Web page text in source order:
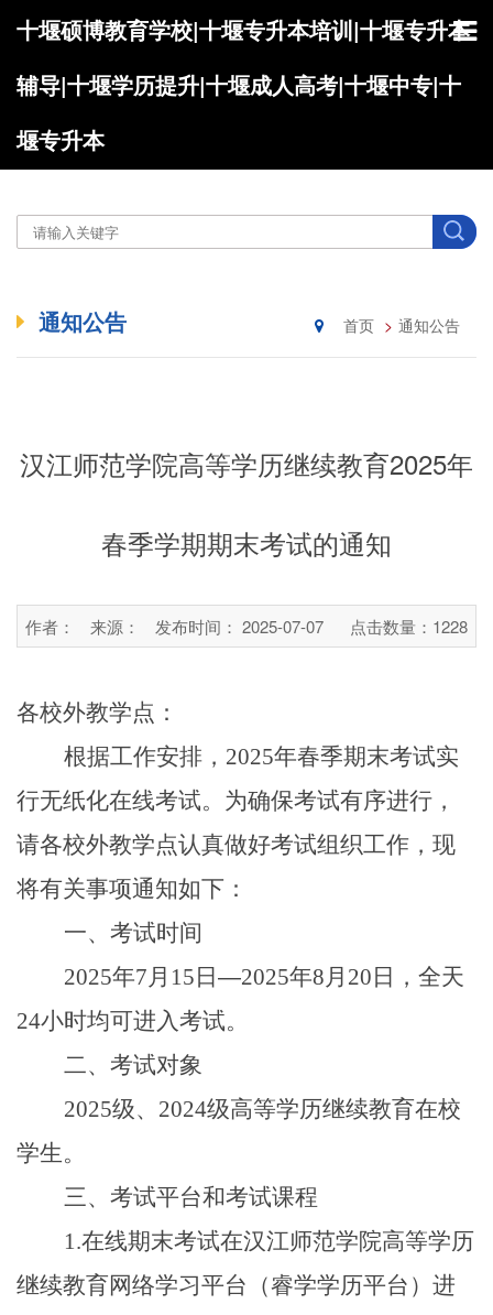
十堰硕博教育学校|十堰专升本培训|十堰专升本
辅导|十堰学历提升|十堰成人高考|十堰中专|十
堰专升本
通知公告 首页 通知公告
汉江师范学院高等学历继续教育2025年
春季学期期末考试的通知
作者： 来源： 发布时间： 2025-07-07 点击数量： 1228
各校外教学点：
根据工作安排，2025年春季期末考试实
行无纸化在线考试。为确保考试有序进行，
请各校外教学点认真做好考试组织工作，现
将有关事项通知如下：
一、考试时间
2025年7月15日 —2025年8月20日，全天
24小时均可进入考试。
二、考试对象
2025级、2024级高等学历继续教育在校
学生。
三、考试平台和考试课程
1.在线期末考试在汉江师范学院高等学历
继续教育网络学习平台（睿学学历平台）进